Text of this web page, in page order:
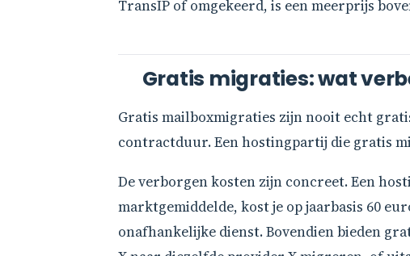
TransIP of omgekeerd, is een meerprijs
Gratis migraties: wat
Gratis mailboxmigraties zijn nooit echt
contractduur. Een hostingpartij die gratis
De verborgen kosten zijn concreet. Een
marktgemiddelde, kost je op jaarbasis 60
onafhankelijke dienst. Bovendien bieden